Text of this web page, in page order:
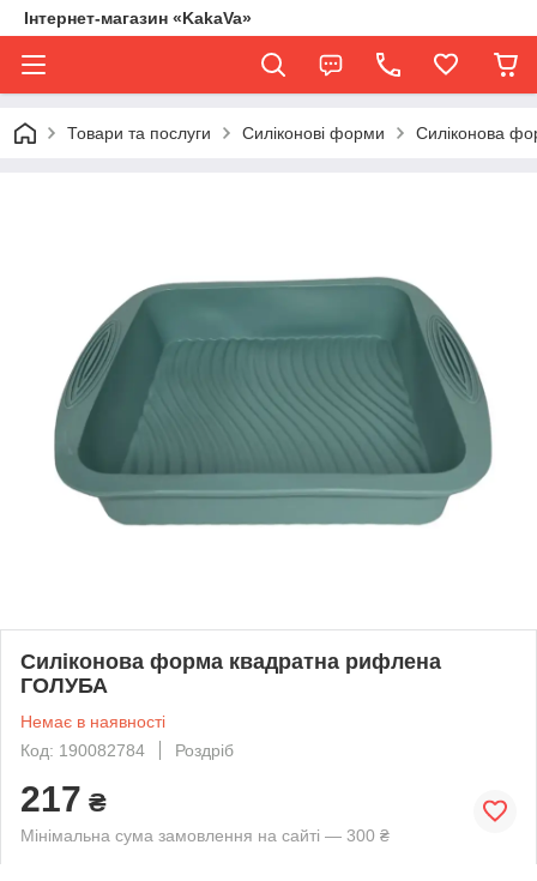
Інтернет-магазин «KakaVa»
Товари та послуги Силіконові форми Силіконова
Силіконова форма квадратна рифлена
ГОЛУБА
Немає в наявності
Код: 190082784
Роздріб
217 ₴
Мінімальна сума замовлення на сайті — 300 ₴